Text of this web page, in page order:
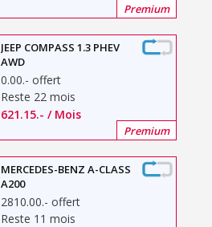
Premium
JEEP COMPASS 1.3 PHEV
AWD
0.00.- offert
Reste 22 mois
621.15.- / Mois
Premium
MERCEDES-BENZ A-CLASS
A200
2810.00.- offert
Reste 11 mois